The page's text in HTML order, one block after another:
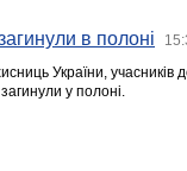
в полоні
України,
у полоні.